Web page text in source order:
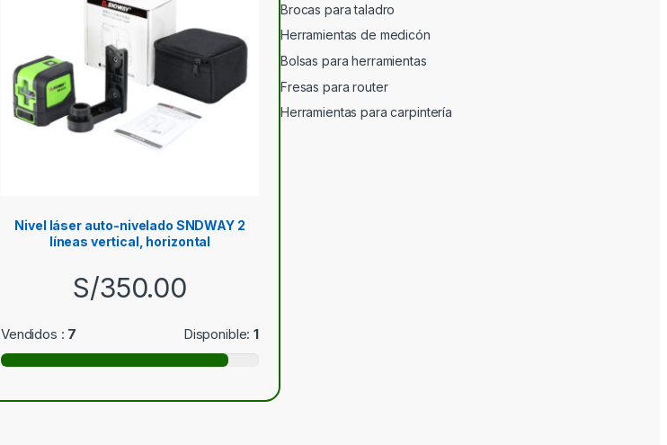
Nivel láser auto-nivelado SNDWAY 2
líneas vertical, horizontal
S/350.00
Vendidos : 7 Disponible:1
Brocas para taladro
Herramientas de medicón
Bolsas para herramientas
Fresas para router
Herramientas para carpintería